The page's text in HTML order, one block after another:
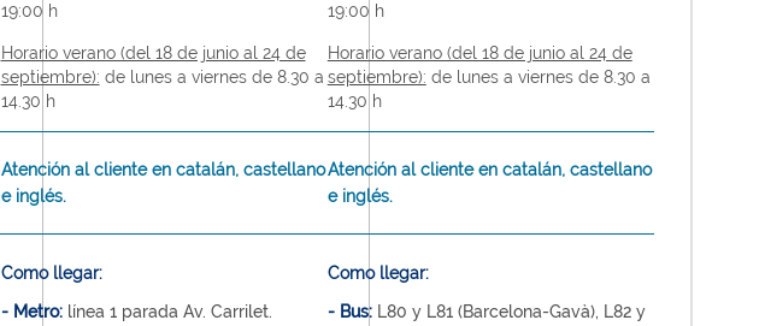
19:00 h
Horario verano (del 18 de junio al 24 de
septiembre): de lunes a viernes de 8.30 a
14.30 h
Atención al cliente en catalán, castellano
e inglés.
Como llegar:
- Metro:línea 1 parada Av. Carrilet.
19:00 h
Horario verano (del 18 de junio al 24 de
septiembre): de lunes a viernes de 8.30 a
14.30 h
Atención al cliente en catalán, castellano
e inglés.
Como llegar:
- Bus:L80 y L81 (Barcelona-Gavà), L82 y